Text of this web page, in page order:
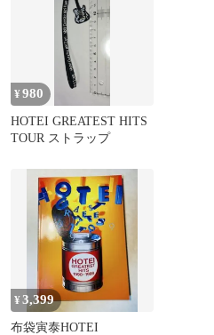
¥980
HOTEI GREATEST HITS
TOUR ストラップ
¥3,399
布袋寅泰HOTEI